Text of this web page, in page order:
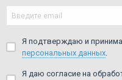
Я подтверждаю и
персональных данных.
Я даю согласие на